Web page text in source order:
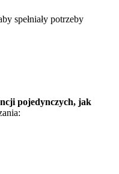
spełniały potrzeby
pojedynczych, jak